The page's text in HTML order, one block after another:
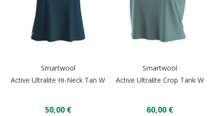
Smartwool
Active Ultralite Hi-Neck Tan W
50,00 €
Smartwool
Active Ultralite Crop Tank W
60,00 €